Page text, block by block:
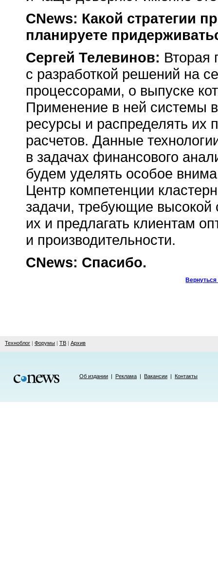
CNews: Какой стратегии
планируете
Сергей Телевинов: Вторая
с разработкой решений на
процессорами, о выпуске
Применение в ней системы
ресурсы и распределять
расчетов. Данные
в задачах финансового
будем уделять особое
Центр компетенции
задачи, требующие высокой
их и предлагать клиентам
и производительности.
CNews: Спасибо.
Техноблог | Форумы | ТВ | Архив
Об издании | Реклама | Вакансии | Контакты